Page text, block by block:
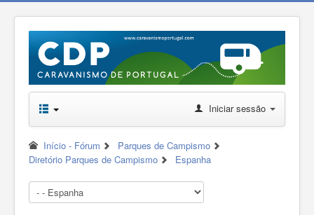
Iniciar sessão
Início - Fórum
Parques de Campismo
Diretório Parques de Campismo
Espanha